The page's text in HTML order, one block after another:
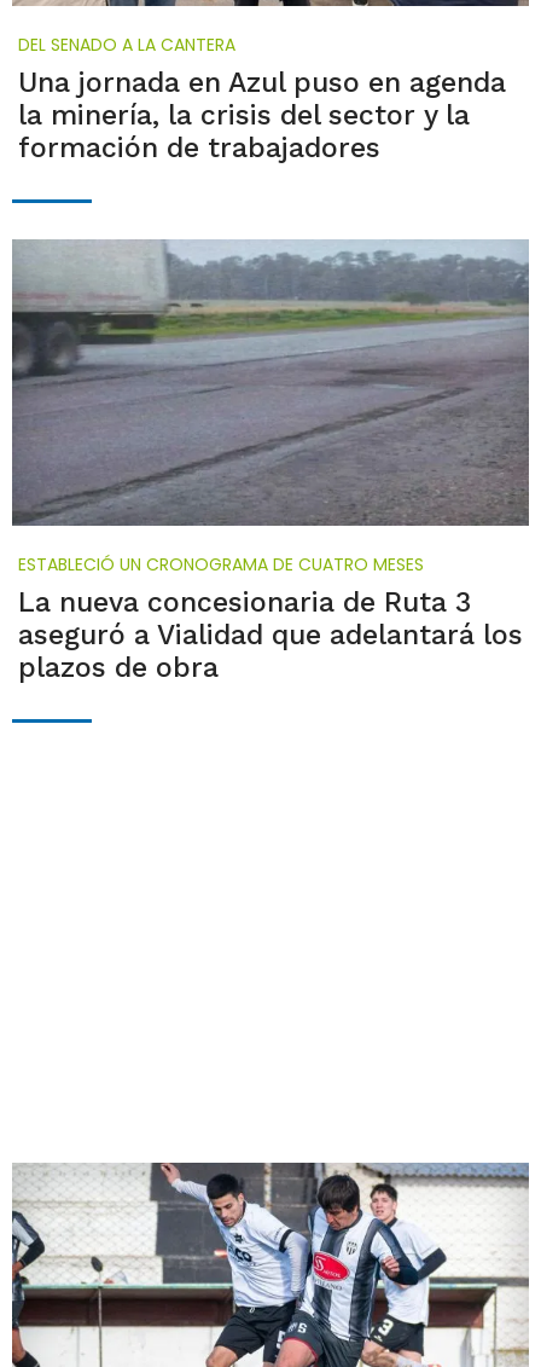
DEL SENADO A LA CANTERA
Una jornada en Azul puso en agenda
la minería, la crisis del sector y la
formación de trabajadores
ESTABLECIÓ UN CRONOGRAMA DE CUATRO MESES
La nueva concesionaria de Ruta 3
aseguró a Vialidad que adelantará los
plazos de obra